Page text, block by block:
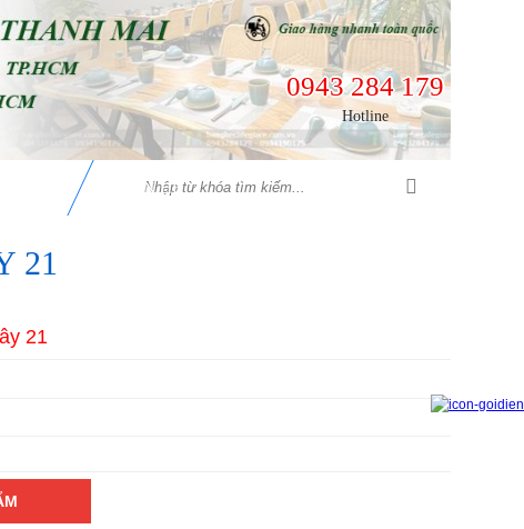
0943 284 179
Hotline
LIÊN HỆ
21
21